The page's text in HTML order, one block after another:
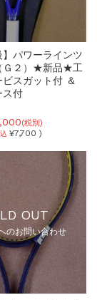
】パワーラインツ
Ｇ２）★新品★工
スガット付 ＆
ス付
(税別)
¥7,700 )
OUT
のお問い合わせ